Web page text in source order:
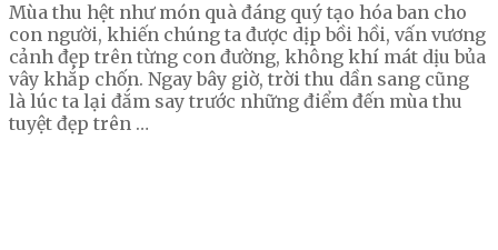
Mùa thu hệt như món quà đáng quý tạo hóa ban cho
con người, khiến chúng ta được dịp bồi hồi, vấn vương
cảnh đẹp trên từng con đường, không khí mát dịu bủa
vây khắp chốn. Ngay bây giờ, trời thu dần sang cũng
là lúc ta lại đắm say trước những điểm đến mùa thu
tuyệt đẹp trên …